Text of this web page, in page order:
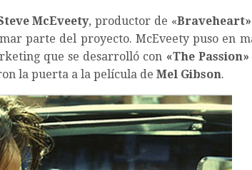
McEveety, productor de «Braveheart»
parte del proyecto. McEveety puso en
que se desarrolló con «The Passion»
la puerta a la película de Mel Gibson.